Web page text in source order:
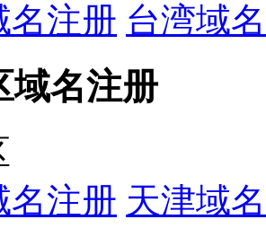
名注册 台湾域
域名注册
名注册 天津域